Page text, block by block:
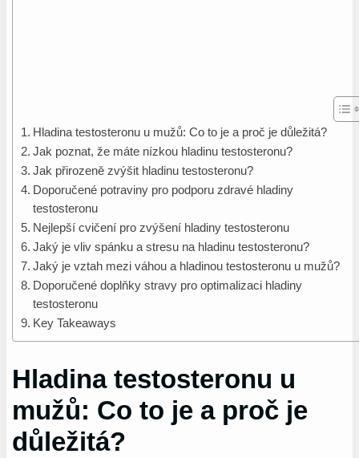
Hladina testosteronu u mužů: Co to je a proč je ‌důležitá?
Jak poznat, ⁢že máte nízkou hladinu testosteronu?
Jak přirozeně‍ zvýšit hladinu testosteronu?
Doporučené potraviny pro podporu zdravé hladiny
testosteronu
Nejlepší cvičení ‌pro zvýšení‍ hladiny testosteronu
Jaký je vliv spánku a stresu na hladinu testosteronu?
Jaký je vztah mezi váhou a hladinou testosteronu u mužů?
Doporučené ​doplňky stravy pro optimalizaci hladiny
testosteronu
Key Takeaways
Hladina testosteronu u
mužů: Co to je a proč je
‌důležitá?